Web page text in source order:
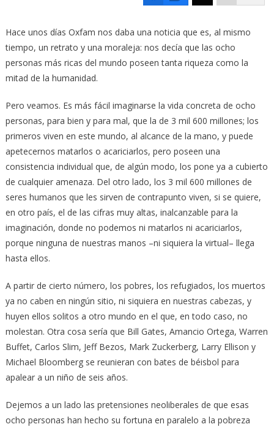
Hace unos días Oxfam nos daba una noticia que es, al mismo
tiempo, un retrato y una moraleja: nos decía que las ocho
personas más ricas del mundo poseen tanta riqueza como la
mitad de la humanidad.
Pero veamos. Es más fácil imaginarse la vida concreta de ocho
personas, para bien y para mal, que la de 3 mil 600 millones; los
primeros viven en este mundo, al alcance de la mano, y puede
apetecernos matarlos o acariciarlos, pero poseen una
consistencia individual que, de algún modo, los pone ya a cubierto
de cualquier amenaza. Del otro lado, los 3 mil 600 millones de
seres humanos que les sirven de contrapunto viven, si se quiere,
en otro país, el de las cifras muy altas, inalcanzable para la
imaginación, donde no podemos ni matarlos ni acariciarlos,
porque ninguna de nuestras manos –ni siquiera la virtual– llega
hasta ellos.
A partir de cierto número, los pobres, los refugiados, los muertos
ya no caben en ningún sitio, ni siquiera en nuestras cabezas, y
huyen ellos solitos a otro mundo en el que, en todo caso, no
molestan. Otra cosa sería que Bill Gates, Amancio Ortega, Warren
Buffet, Carlos Slim, Jeff Bezos, Mark Zuckerberg, Larry Ellison y
Michael Bloomberg se reunieran con bates de béisbol para
apalear a un niño de seis años.
Dejemos a un lado las pretensiones neoliberales de que esas
ocho personas han hecho su fortuna en paralelo a la pobreza